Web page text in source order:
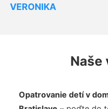
VERONIKA
Naše
Opatrovanie detí v